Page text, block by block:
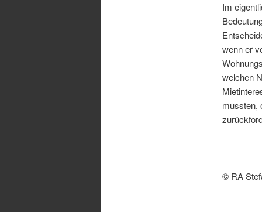
Im
wenn er
welchen
mussten,
© RA